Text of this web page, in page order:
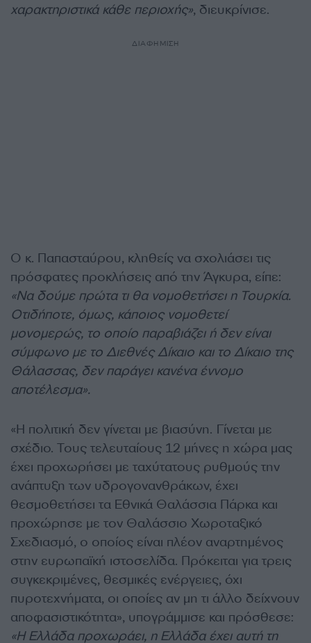
χαρακτηριστικά κάθε περιοχής», διευκρίνισε.
ΔΙΑΦΗΜΙΣΗ
Ο κ. Παπασταύρου, κληθείς να σχολιάσει τις
πρόσφατες προκλήσεις από την Άγκυρα, είπε:
«Να δούμε πρώτα τι θα νομοθετήσει η Τουρκία.
Οτιδήποτε, όμως, κάποιος νομοθετεί
μονομερώς, το οποίο παραβιάζει ή δεν είναι
σύμφωνο με το Διεθνές Δίκαιο και το Δίκαιο της
Θάλασσας, δεν παράγει κανένα έννομο
αποτέλεσμα».
«Η πολιτική δεν γίνεται με βιασύνη. Γίνεται με
σχέδιο. Τους τελευταίους 12 μήνες η χώρα μας
έχει προχωρήσει με ταχύτατους ρυθμούς την
ανάπτυξη των υδρογονανθράκων, έχει
θεσμοθετήσει τα Εθνικά Θαλάσσια Πάρκα και
προχώρησε με τον Θαλάσσιο Χωροταξικό
Σχεδιασμό, ο οποίος είναι πλέον αναρτημένος
στην ευρωπαϊκή ιστοσελίδα. Πρόκειται για τρεις
συγκεκριμένες, θεσμικές ενέργειες, όχι
πυροτεχνήματα, οι οποίες αν μη τι άλλο δείχνουν
αποφασιστικότητα», υπογράμμισε και πρόσθεσε:
«Η Ελλάδα προχωράει, η Ελλάδα έχει αυτή τη